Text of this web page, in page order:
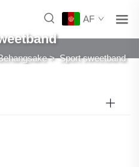
AF
>Sport sweetband